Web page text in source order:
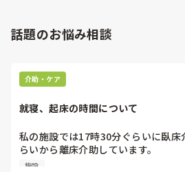
話題のお悩み相談
介助・ケア
就寝、起床の時間について
私の施設では17時30分ぐらいに臥床
らいから離床介助しています。
順番は当然、身体状態や体調面を考
施設